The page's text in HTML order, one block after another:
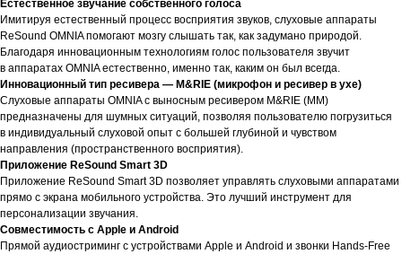
Естественное звучание собственного голоса
Имитируя естественный процесс восприятия звуков, слуховые аппараты
ReSound OMNIA помогают мозгу слышать так, как задумано природой.
Благодаря инновационным технологиям голос пользователя звучит
в аппаратах OMNIA естественно, именно так, каким он был всегда.
Инновационный тип ресивера — M&RIE (микрофон и ресивер в ухе)
Слуховые аппараты OMNIA с выносным ресивером M&RIE (ММ)
предназначены для шумных ситуаций, позволяя пользователю погрузиться
в индивидуальный слуховой опыт с большей глубиной и чувством
направления (пространственного восприятия).
Приложение ReSound Smart 3D
Приложение ReSound Smart 3D позволяет управлять слуховыми аппаратами
прямо с экрана мобильного устройства. Это лучший инструмент для
персонализации звучания.
Совместимость с Apple и Android
Прямой аудиостриминг с устройствами Apple и Android и звонки Hands-Free